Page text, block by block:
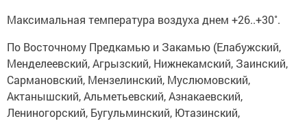
Максимальная температура воздуха днем +26..+30˚.
По Восточному Предкамью и Закамью (Елабужский,
Менделеевский, Агрызский, Нижнекамский, Заинский,
Сармановский, Мензелинский, Муслюмовский,
Актанышский, Альметьевский, Азнакаевский,
Лениногорский, Бугульминский, Ютазинский,